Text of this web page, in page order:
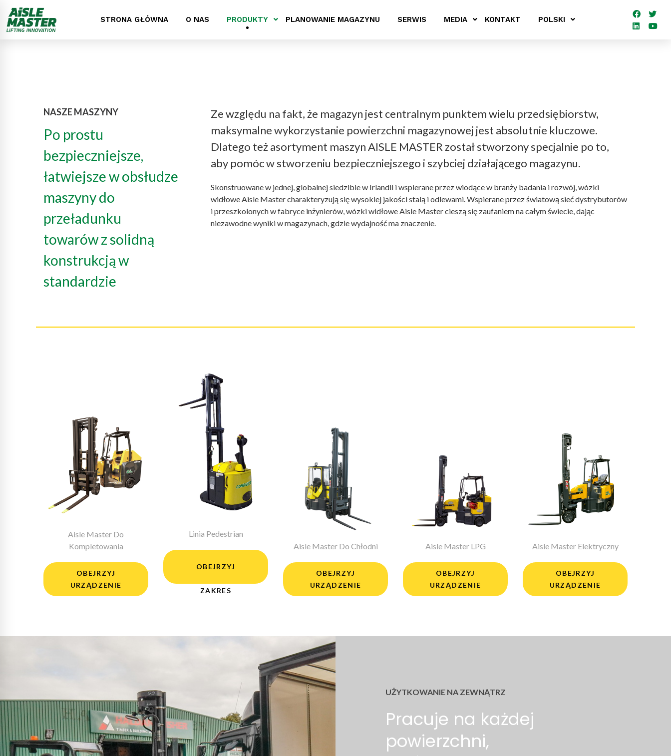
STRONA GŁÓWNA O NAS PRODUKTY PLANOWANIE MAGAZYNU SERWIS MEDIA KONTAKT POLSKI
NASZE MASZYNY
Po prostu
bezpieczniejsze,
łatwiejsze w obsłudze
maszyny do
przeładunku
towarów z solidną
konstrukcją w
standardzie
Ze względu na fakt, że magazyn jest centralnym punktem wielu przedsiębiorstw,
maksymalne wykorzystanie powierzchni magazynowej jest absolutnie kluczowe.
Dlatego też asortyment maszyn AISLE MASTER został stworzony specjalnie po to,
aby pomóc w stworzeniu bezpieczniejszego i szybciej działającego magazynu.
Skonstruowane w jednej, globalnej siedzibie w Irlandii i wspierane przez wiodące w branży badania i rozwój, wózki
widłowe Aisle Master charakteryzują się wysokiej jakości stalą i odlewami. Wspierane przez światową sieć dystrybutorów
i przeszkolonych w fabryce inżynierów, wózki widłowe Aisle Master cieszą się zaufaniem na całym świecie, dając
niezawodne wyniki w magazynach, gdzie wydajność ma znaczenie.
Aisle Master Do
Kompletowania
OBEJRZYJ
URZĄDZENIE
Linia Pedestrian
OBEJRZYJ
ZAKRES
Aisle Master Do Chłodni
OBEJRZYJ
URZĄDZENIE
Aisle Master LPG
OBEJRZYJ
URZĄDZENIE
Aisle Master Elektryczny
OBEJRZYJ
URZĄDZENIE
UŻYTKOWANIE NA ZEWNĄTRZ
Pracuje na każdej
powierzchni,